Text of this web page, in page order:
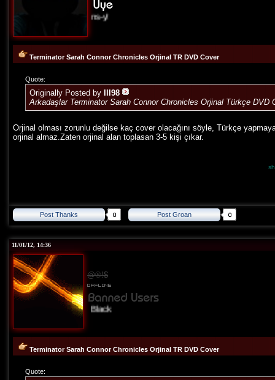
Allons-y!
Terminator Sarah Connor Chronicles Orjinal TR DVD Cover
Quote:
Originally Posted by
lll98
Arkadaşlar Terminator Sarah Connor Chronicles Orjinal Türkçe DVD
Orjinal olması zorunlu değilse kaç cover olacağını söyle, Türkçe
orjinal almaz.Zaten orjinal alan toplasan 3-5 kişi çıkar.
Post Thanks Post Groan
11/01/12, 14:36
@®!$
Black
Terminator Sarah Connor Chronicles Orjinal TR DVD Cover
Quote: